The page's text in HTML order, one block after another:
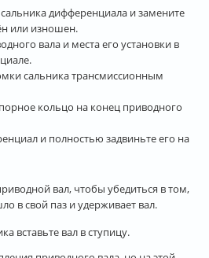
дифференциала и замените
или изношен.
вала и места его установки в
сальника трансмиссионным
кольцо на конец приводного
и полностью задвиньте его на
вал, чтобы убедиться в том,
в свой паз и удерживает вал.
вставьте вал в ступицу.